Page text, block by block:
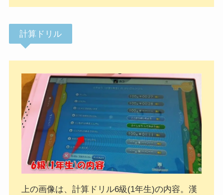
計算ドリル
上の画像は、計算ドリル6級(1年生)の内容。漢